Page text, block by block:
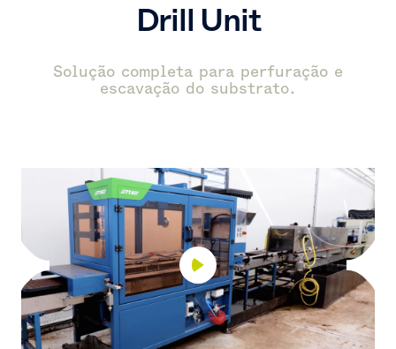
Drill Unit
Solução completa para perfuração e
escavação do substrato.